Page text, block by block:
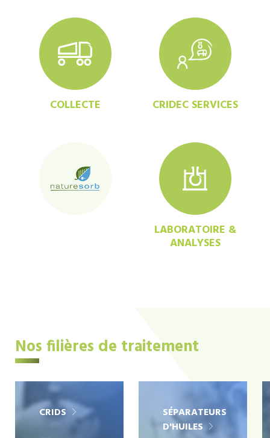
COLLECTE CRIDEC SERVICES
LABORATOIRE &
ANALYSES
Nos filières de traitement
CRIDS
SÉPARATEURS
D'HUILES